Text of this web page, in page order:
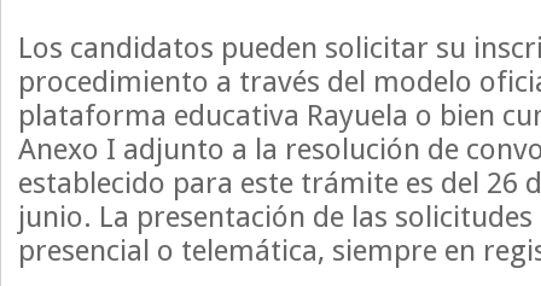
Los candidatos pueden solicitar su
procedimiento a través del modelo
plataforma educativa Rayuela o bien
Anexo I adjunto a la resolución de
establecido para este trámite es del 26
junio. La presentación de las solicitudes
presencial o telemática, siempre en